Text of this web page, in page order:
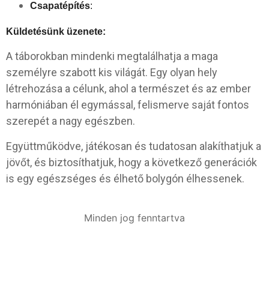
Csapatépítés:
Küldetésünk üzenete:
A táborokban mindenki megtalálhatja a maga
személyre szabott kis világát. Egy olyan hely
létrehozása a célunk, ahol a természet és az ember
harmóniában él egymással, felismerve saját fontos
szerepét a nagy egészben.
Együttműködve, játékosan és tudatosan alakíthatjuk a
jövőt, és biztosíthatjuk, hogy a következő generációk
is egy egészséges és élhető bolygón élhessenek.
Minden jog fenntartva